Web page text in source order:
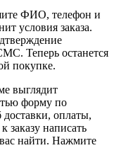
ФИО, телефон и
условия заказа.
Теперь останется
покупке.
выглядит
форму по
доставки, оплаты,
заказу написать
найти. Нажмите